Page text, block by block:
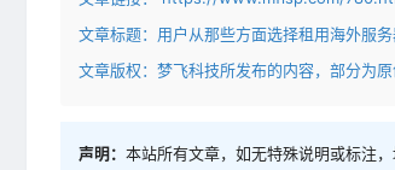
文章标题： 用户从那些方面选择租用海外服务
文章版权：梦飞科技所发布的内容，部分为
声明： 本站所有文章，如无特殊说明或标注